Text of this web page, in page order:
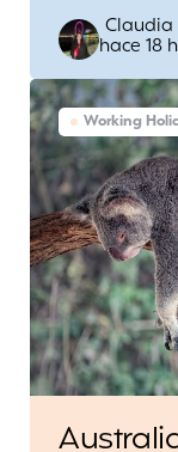
Escrito
por
Claudia
hace 18
Working